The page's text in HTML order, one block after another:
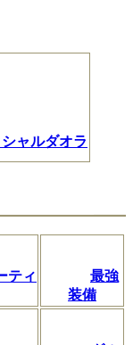
ャルダオラ
ティ
最強
装備